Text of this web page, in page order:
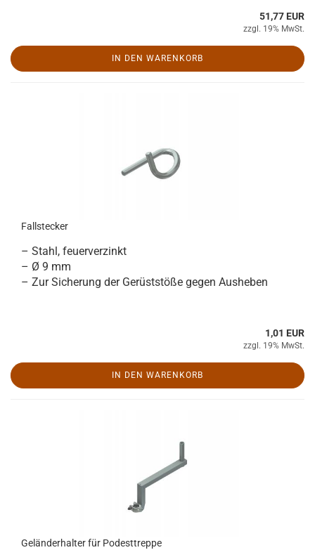
51,77 EUR
zzgl. 19% MwSt.
IN DEN WARENKORB
Fallstecker
– Stahl, feuerverzinkt
– Ø 9 mm
– Zur Sicherung der Gerüststöße gegen Ausheben
1,01 EUR
zzgl. 19% MwSt.
IN DEN WARENKORB
Geländerhalter für Podesttreppe